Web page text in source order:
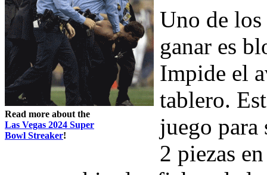
Read more about the
Las Vegas 2024 Super
Bowl Streaker!
Uno de los
ganar es
Impide el
tablero.
juego para
2 piezas